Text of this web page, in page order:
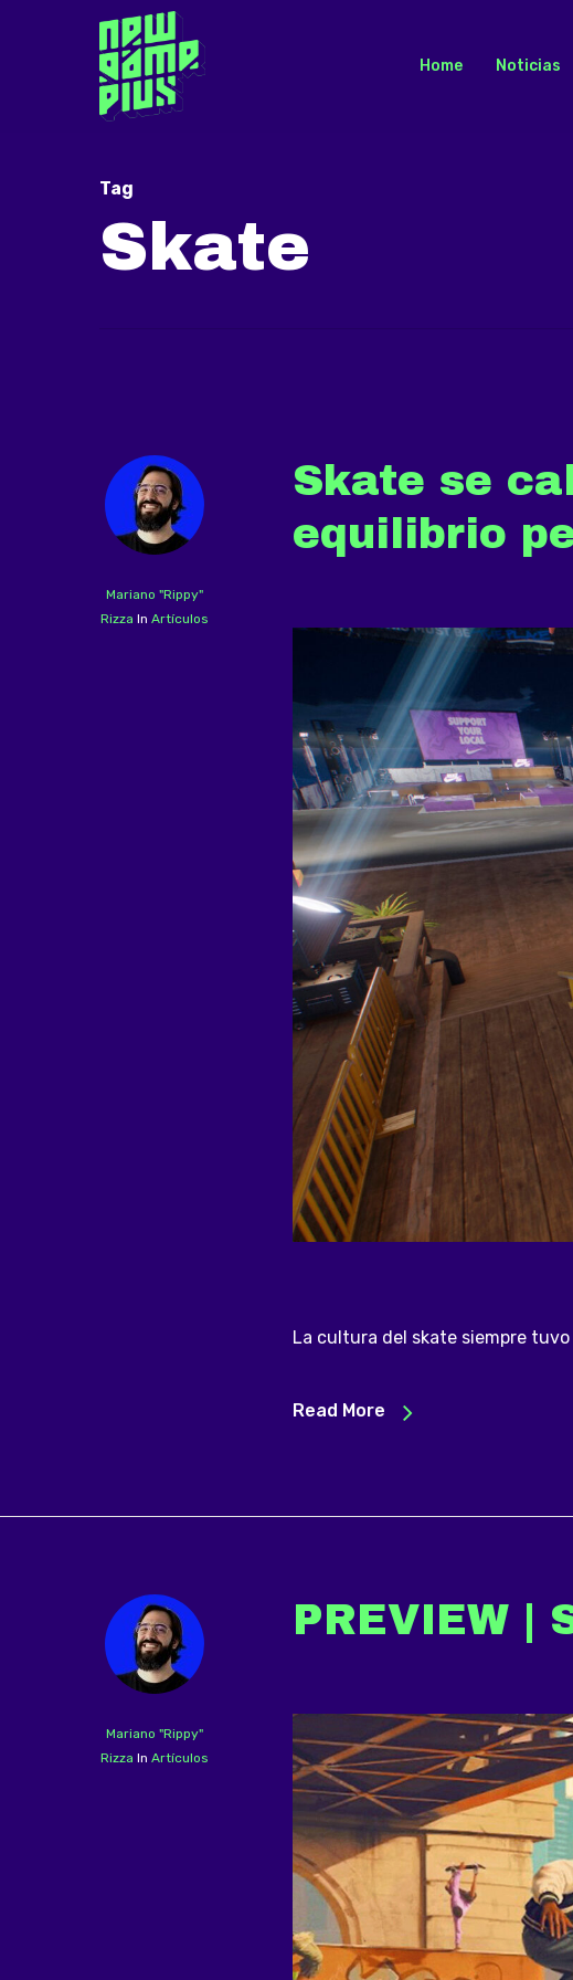
Hit enter to search or ESC to close
Home Noticias
Tag
Skate
Mariano "Rippy"
Rizza In Artículos
Skate se
equilibrio
La cultura del skate siempre
Read More
Mariano "Rippy"
Rizza In Artículos
PREVIEW |